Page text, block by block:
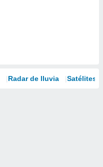
Radar de lluvia Satélites